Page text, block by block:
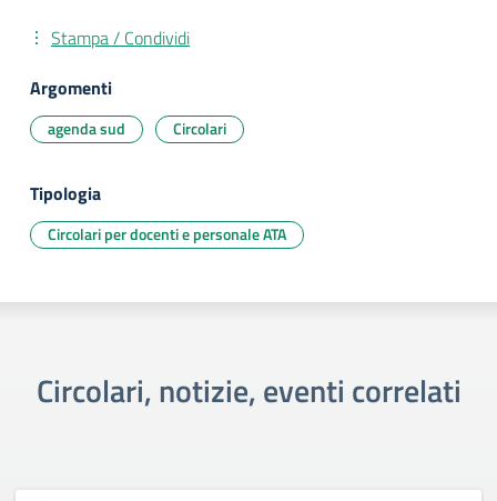
Stampa / Condividi
Argomenti
agenda sud Circolari
Tipologia
Circolari per docenti e personale ATA
Circolari, notizie, eventi correlati